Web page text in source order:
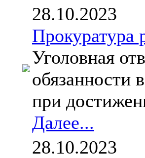
28.10.2023
Прокуратура
Уголовная
обязанности
при
Далее...
28.10.2023